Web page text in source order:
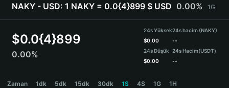
Bahasa Indonesia
ภาษาไทย
Español
Español (Argentina)
NAKY - USD: 1 NAKY = 0.0{4}899 $ USD 0.00% 1G
$0.0{4}899
0.00%
24s Yüksek
$0.00
24s Düşük
$0.00
24s hacim (NAKY)
--
24s Hacim(USDT)
--
Zaman 1dk 5dk 15dk 30dk 1S 4S 1G 1H